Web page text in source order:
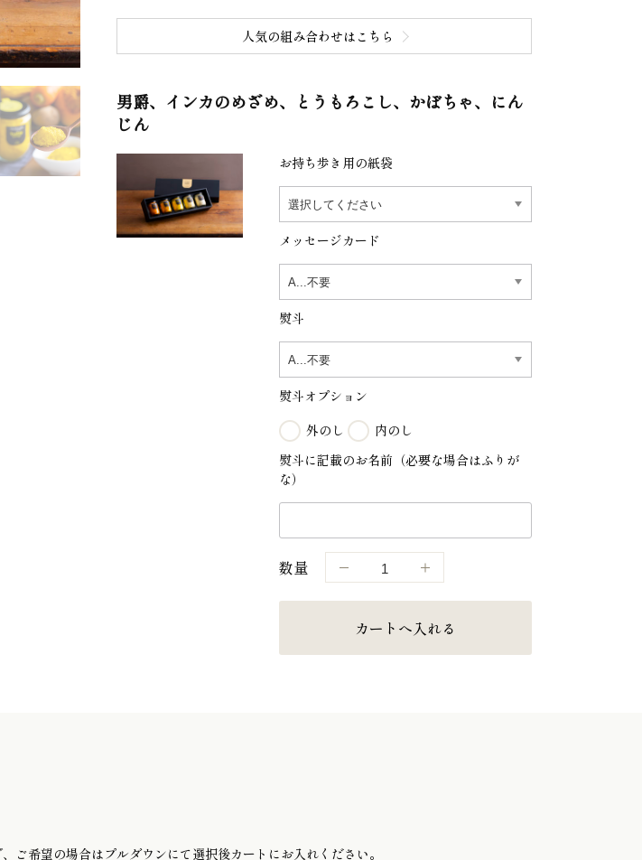
人気の組み合わせはこちら
男爵、インカのめざめ、とうもろこし、かぼちゃ、にん
じん
お持ち歩き用の紙袋
メッセージカード
熨斗
熨斗オプション
外のし
内のし
熨斗に記載のお名前（必要な場合はふりが
な）
数量
ご希望の場合はプルダウンにて選択後カートにお入れください。